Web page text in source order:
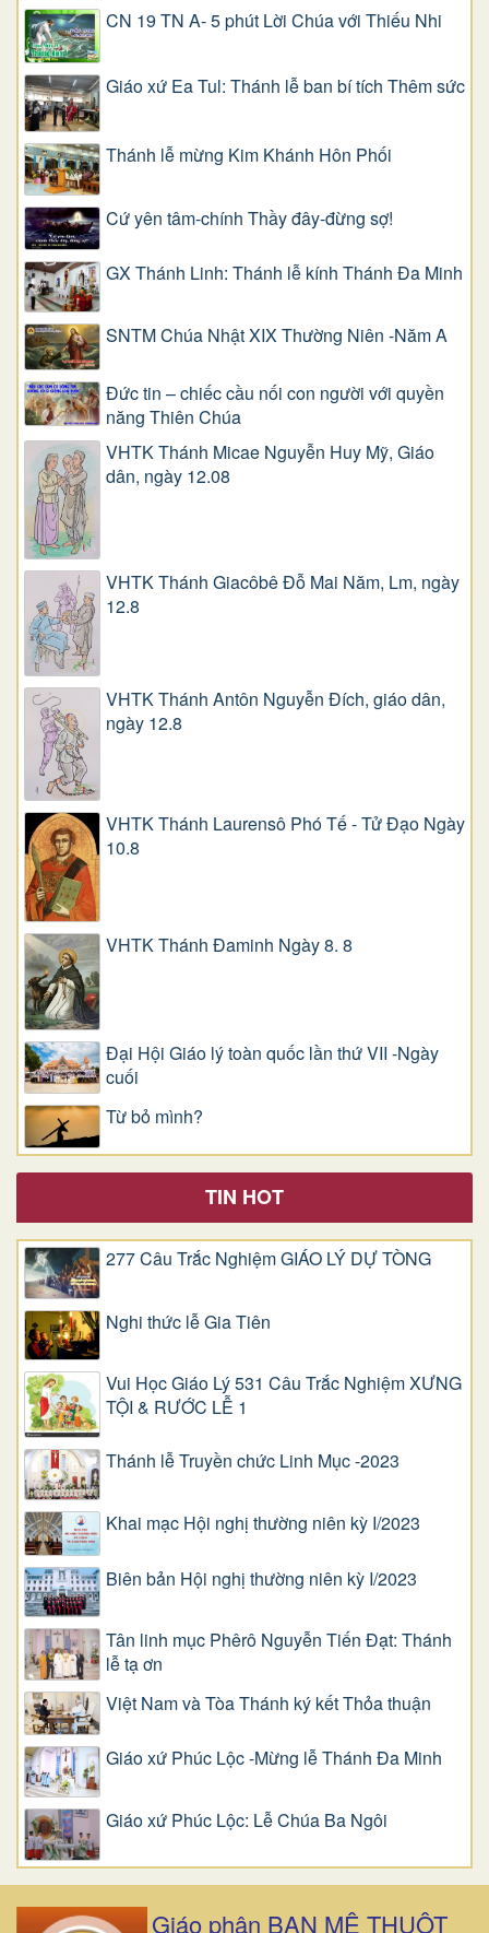
CN 19 TN A- 5 phút Lời Chúa với Thiếu Nhi
Giáo xứ Ea Tul: Thánh lễ ban bí tích Thêm sức
Thánh lễ mừng Kim Khánh Hôn Phối
Cứ yên tâm-chính Thầy đây-đừng sợ!
GX Thánh Linh: Thánh lễ kính Thánh Đa Minh
SNTM Chúa Nhật XIX Thường Niên -Năm A
Đức tin – chiếc cầu nối con người với quyền
năng Thiên Chúa
VHTK Thánh Micae Nguyễn Huy Mỹ, Giáo
dân, ngày 12.08
VHTK Thánh Giacôbê Ðỗ Mai Năm, Lm, ngày
12.8
VHTK Thánh Antôn Nguyễn Ðích, giáo dân,
ngày 12.8
VHTK Thánh Laurensô Phó Tế - Tử Đạo Ngày
10.8
VHTK Thánh Đaminh Ngày 8. 8
Đại Hội Giáo lý toàn quốc lần thứ VII -Ngày
cuối
Từ bỏ mình?
TIN HOT
277 Câu Trắc Nghiệm GIÁO LÝ DỰ TÒNG
Nghi thức lễ Gia Tiên
Vui Học Giáo Lý 531 Câu Trắc Nghiệm XƯNG
TỘI & RƯỚC LỄ 1
Thánh lễ Truyền chức Linh Mục -2023
Khai mạc Hội nghị thường niên kỳ I/2023
Biên bản Hội nghị thường niên kỳ I/2023
Tân linh mục Phêrô Nguyễn Tiến Đạt: Thánh
lễ tạ ơn
Việt Nam và Tòa Thánh ký kết Thỏa thuận
Giáo xứ Phúc Lộc -Mừng lễ Thánh Đa Minh
Giáo xứ Phúc Lộc: Lễ Chúa Ba Ngôi
Giáo phận BAN MÊ THUỘT